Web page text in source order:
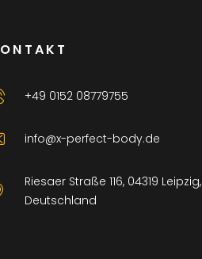
+49 0152 08779755
info@x-perfect-body.de
Riesaer Straße 116, 04319 Leipzig,
Deutschland